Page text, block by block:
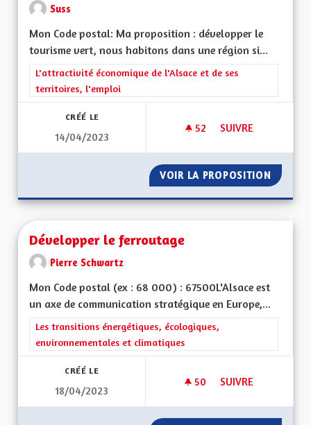
Suss
Mon Code postal: Ma proposition : développer le
tourisme vert, nous habitons dans une région si...
Filtrer les résultats de la catégorie : L'attractivité
L'attractivité économique de l'Alsace et de ses
territoires, l'emploi
CRÉÉ LE
14/04/2023
52 52 ABONNÉS
SUIVRE
VOIR LA PROPOSITION
Développer le ferroutage
Pierre Schwartz
Mon Code postal (ex : 68 000) : 67500L'Alsace est
un axe de communication stratégique en Europe,...
Filtrer les résultats de la catégorie : Les transitions
Les transitions énergétiques, écologiques,
environnementales et climatiques
CRÉÉ LE
18/04/2023
50 50 ABONNÉS
SUIVRE